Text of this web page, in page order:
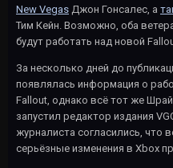
New Vegas Джон Гонсалес, а
Тим Кейн. Возможно, оба
будут работать над новой
За несколько дней до
появлялась информация о
Fallout, однако всё тот же
запустил редактор издания
журналиста согласились, что
серьёзные изменения в Xbox